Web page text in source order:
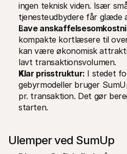
ingen teknisk viden. Især
tjenesteudbydere får glæde
Lave
kompakte kortlæsere til
kan være økonomisk
lavt transaktionsvolumen.
Klar prisstruktur: I stedet
gebyrmodeller bruger
pr. transaktion. Det gør
starten.
Ulemper ved SumUp